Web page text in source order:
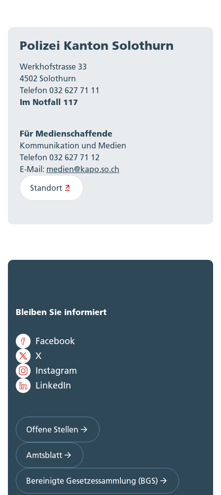
Polizei Kanton Solothurn
Werkhofstrasse 33
4502 Solothurn
Telefon 032 627 71 11
Im Notfall 117
Für Medienschaffende
Kommunikation und Medien
Telefon 032 627 71 12
E-Mail: medien@kapo.so.ch
Standort
Bleiben Sie informiert
Facebook
X
Instagram
LinkedIn
Offene Stellen
Amtsblatt
Bereinigte Gesetzessammlung (BGS)